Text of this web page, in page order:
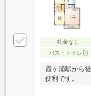
礼金なし
バス・トイレ別
霞ヶ浦駅から
便利です。